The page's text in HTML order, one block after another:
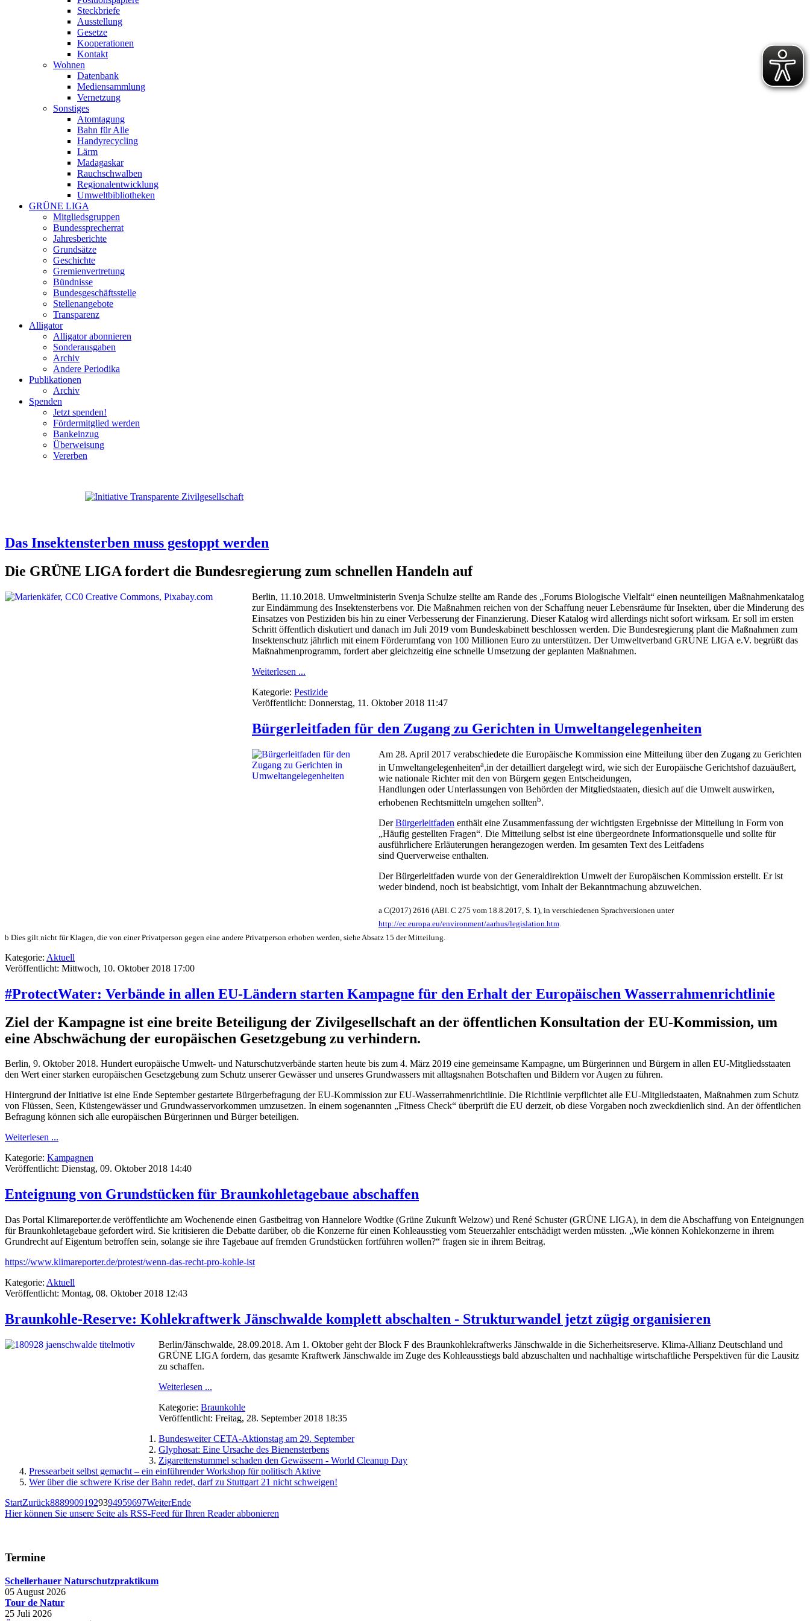
Steckbriefe
Ausstellung
Gesetze
Kooperationen
Kontakt
Wohnen
Datenbank
Mediensammlung
Vernetzung
Sonstiges
Atomtagung
Bahn für Alle
Handyrecycling
Lärm
Madagaskar
Rauchschwalben
Regionalentwicklung
Umweltbibliotheken
GRÜNE LIGA
Mitgliedsgruppen
Bundessprecherrat
Jahresberichte
Grundsätze
Geschichte
Gremienvertretung
Bündnisse
Bundesgeschäftsstelle
Stellenangebote
Transparenz
Alligator
Alligator abonnieren
Sonderausgaben
Archiv
Andere Periodika
Publikationen
Archiv
Spenden
Jetzt spenden!
Fördermitglied werden
Bankeinzug
Überweisung
Vererben
Das Insektensterben muss gestoppt werden
Die GRÜNE LIGA fordert die Bundesregierung zum schnellen Handeln auf
Berlin, 11.10.2018. Umweltministerin Svenja Schulze stellte am Rande des „Forums Biologische Vielfalt“ einen neunteiligen Maßnahmenkatalog
zur Eindämmung des Insektensterbens vor. Die Maßnahmen reichen von der Schaffung neuer Lebensräume für Insekten, über die Minderung des
Einsatzes von Pestiziden bis hin zu einer Verbesserung der Finanzierung. Dieser Katalog wird allerdings nicht sofort wirksam. Er soll im ersten
Schritt öffentlich diskutiert und danach im Juli 2019 vom Bundeskabinett beschlossen werden. Die Bundesregierung plant die Maßnahmen zum
Insektenschutz jährlich mit einem Förderumfang von 100 Millionen Euro zu unterstützen. Der Umweltverband GRÜNE LIGA e.V. begrüßt das
Maßnahmenprogramm, fordert aber gleichzeitig eine schnelle Umsetzung der geplanten Maßnahmen.
Weiterlesen ...
Kategorie: Pestizide
Veröffentlicht: Donnerstag, 11. Oktober 2018 11:47
Bürgerleitfaden für den Zugang zu Gerichten in Umweltangelegenheiten
Am 28. April 2017 verabschiedete die Europäische Kommission eine Mitteilung über den Zugang zu Gerichten
in Umweltangelegenheitena,in der detailliert dargelegt wird, wie sich der Europäische Gerichtshof dazuäußert,
wie nationale Richter mit den von Bürgern gegen Entscheidungen,
Handlungen oder Unterlassungen von Behörden der Mitgliedstaaten, diesich auf die Umwelt auswirken,
erhobenen Rechtsmitteln umgehen solltenb.
DerBürgerleitfaden enthält eine Zusammenfassung der wichtigsten Ergebnisse der Mitteilung in Form von
„Häufig gestellten Fragen“. Die Mitteilung selbst ist eine übergeordnete Informationsquelle und sollte für
ausführlichere Erläuterungen herangezogen werden. Im gesamten Text des Leitfadens
sind Querverweise enthalten.
Der Bürgerleitfaden wurde von der Generaldirektion Umwelt der Europäischen Kommission erstellt. Er ist
weder bindend, noch ist beabsichtigt, vom Inhalt der Bekanntmachung abzuweichen.
a C(2017) 2616 (ABl. C 275 vom 18.8.2017, S. 1), in verschiedenen Sprachversionen unter
http://ec.europa.eu/environment/aarhus/legislation.htm.
b Dies gilt nicht für Klagen, die von einer Privatperson gegen eine andere Privatperson erhoben werden, siehe Absatz 15 der Mitteilung.
Kategorie: Aktuell
Veröffentlicht: Mittwoch, 10. Oktober 2018 17:00
#ProtectWater: Verbände in allen EU-Ländern starten Kampagne für den Erhalt der Europäischen Wasserrahmenrichtlinie
Ziel der Kampagne ist eine breite Beteiligung der Zivilgesellschaft an der öffentlichen Konsultation der EU-Kommission, um
eine Abschwächung der europäischen Gesetzgebung zu verhindern.
Berlin, 9. Oktober 2018. Hundert europäische Umwelt- und Naturschutzverbände starten heute bis zum 4. März 2019 eine gemeinsame Kampagne, um Bürgerinnen und Bürgern in allen EU-Mitgliedsstaaten
den Wert einer starken europäischen Gesetzgebung zum Schutz unserer Gewässer und unseres Grundwassers mit alltagsnahen Botschaften und Bildern vor Augen zu führen.
Hintergrund der Initiative ist eine Ende September gestartete Bürgerbefragung der EU-Kommission zur EU-Wasserrahmenrichtlinie. Die Richtlinie verpflichtet alle EU-Mitgliedstaaten, Maßnahmen zum Schutz
von Flüssen, Seen, Küstengewässer und Grundwasservorkommen umzusetzen. In einem sogenannten „Fitness Check“ überprüft die EU derzeit, ob diese Vorgaben noch zweckdienlich sind. An der öffentlichen
Befragung können sich alle europäischen Bürgerinnen und Bürger beteiligen.
Weiterlesen ...
Kategorie: Kampagnen
Veröffentlicht: Dienstag, 09. Oktober 2018 14:40
Enteignung von Grundstücken für Braunkohletagebaue abschaffen
Das Portal Klimareporter.de veröffentlichte am Wochenende einen Gastbeitrag von Hannelore Wodtke (Grüne Zukunft Welzow) und René Schuster (GRÜNE LIGA), in dem die Abschaffung von Enteignungen
für Braunkohletagebaue gefordert wird. Sie kritisieren die Debatte darüber, ob die Konzerne für einen Kohleausstieg vom Steuerzahler entschädigt werden müssten. „Wie können Kohlekonzerne in ihrem
Grundrecht auf Eigentum betroffen sein, solange sie ihre Tagebaue auf fremden Grundstücken fortführen wollen?“ fragen sie in ihrem Beitrag.
https://www.klimareporter.de/protest/wenn-das-recht-pro-kohle-ist
Kategorie: Aktuell
Veröffentlicht: Montag, 08. Oktober 2018 12:43
Braunkohle-Reserve: Kohlekraftwerk Jänschwalde komplett abschalten - Strukturwandel jetzt zügig organisieren
Berlin/Jänschwalde, 28.09.2018. Am 1. Oktober geht der Block F des Braunkohlekraftwerks Jänschwalde in die Sicherheitsreserve. Klima-Allianz Deutschland und
GRÜNE LIGA fordern, das gesamte Kraftwerk Jänschwalde im Zuge des Kohleausstiegs bald abzuschalten und nachhaltige wirtschaftliche Perspektiven für die Lausitz
zu schaffen.
Weiterlesen ...
Kategorie: Braunkohle
Veröffentlicht: Freitag, 28. September 2018 18:35
Bundesweiter CETA-Aktionstag am 29. September
Glyphosat: Eine Ursache des Bienensterbens
Zigarettenstummel schaden den Gewässern - World Cleanup Day
Pressearbeit selbst gemacht – ein einführender Workshop für politisch Aktive
Wer über die schwere Krise der Bahn redet, darf zu Stuttgart 21 nicht schweigen!
StartZurück88899091929394959697WeiterEnde
Hier können Sie unsere Seite als RSS-Feed für Ihren Reader abbonieren
Termine
Schellerhauer Naturschutzpraktikum
05 August 2026
Tour de Natur
25 Juli 2026